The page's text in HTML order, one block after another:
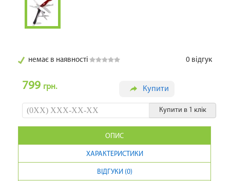
немає в наявності 0 відгук
799 грн. Купити
Купити в 1 клік
ОПИС
ХАРАКТЕРИСТИКИ
ВІДГУКИ (0)